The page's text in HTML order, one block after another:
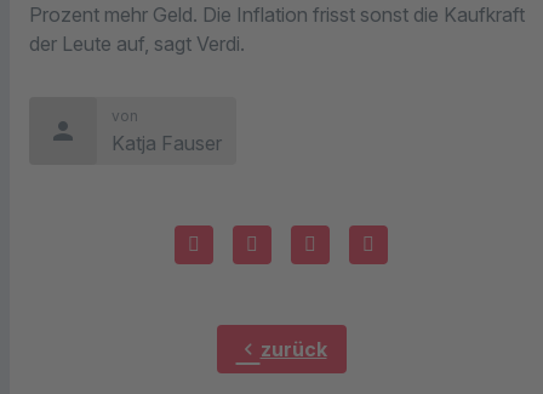
Prozent mehr Geld. Die Inflation frisst sonst die Kaufkraft
der Leute auf, sagt Verdi.
person
von
Katja Fauser
chevron_left zurück